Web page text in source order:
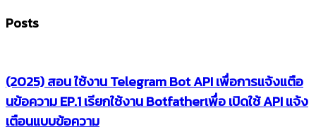
Posts
(2025) สอน ใช้งาน Telegram Bot API เพื่อการแจ้งแตือ
นข้อความ EP.1 เรียกใช้งาน Botfatherเพื่อ เปิดใช้ API แจ้ง
เตือนแบบข้อความ